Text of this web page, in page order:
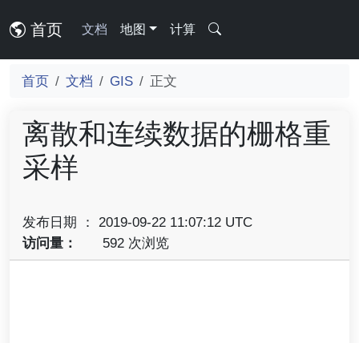
首页 文档 地图 计算
首页 文档 GIS 正文
离散和连续数据的栅格重
采样
发布日期 ： 2019-09-22 11:07:12 UTC
访问量：
592 次浏览